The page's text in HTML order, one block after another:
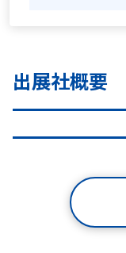
出展社概要